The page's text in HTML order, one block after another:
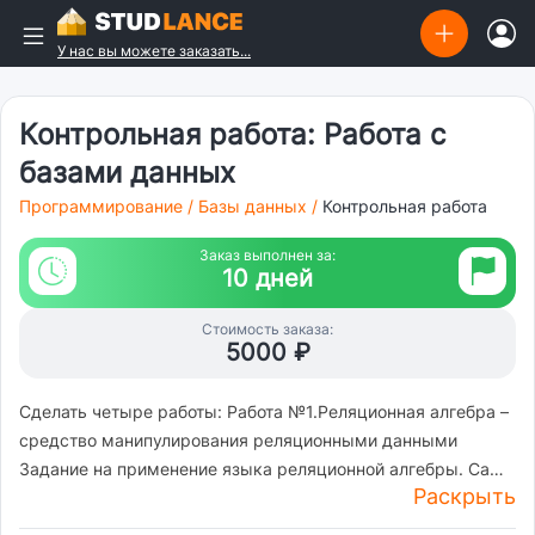
У нас вы можете заказать...
Контрольная работа: Работа с
базами данных
Программирование / Базы данных / Контрольная работа
Заказ выполнен за:
10 дней
Стоимость заказа:
5000 ₽
Сделать четыре работы: Работа №1.Реляционная алгебра –
средство манипулирования реляционными данными
Задание на применение языка реляционной алгебры. Само
задание в приложенном файле Работа №1 (pdf). В качестве
исходных данных взять данные из архива data (Р 1).zip.
Раскрыть